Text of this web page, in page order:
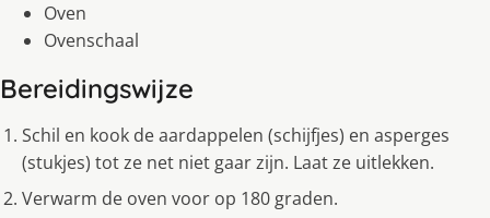
Oven
Ovenschaal
Bereidingswijze
Schil en kook de aardappelen (schijfjes) en asperges
(stukjes) tot ze net niet gaar zijn. Laat ze uitlekken.
Verwarm de oven voor op 180 graden.